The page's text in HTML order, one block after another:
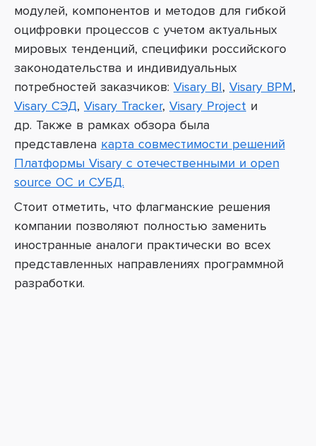
модулей, компонентов и методов для гибкой
оцифровки процессов с учетом актуальных
мировых тенденций, специфики российского
законодательства и индивидуальных
потребностей заказчиков: Visary BI, Visary BPM,
Visary СЭД, Visary Tracker, Visary Project и
др. Также в рамках обзора была
представлена карта совместимости решений
Платформы Visary с отечественными и open
source ОС и СУБД.
Стоит отметить, что флагманские решения
компании позволяют полностью заменить
иностранные аналоги практически во всех
представленных направлениях программной
разработки.